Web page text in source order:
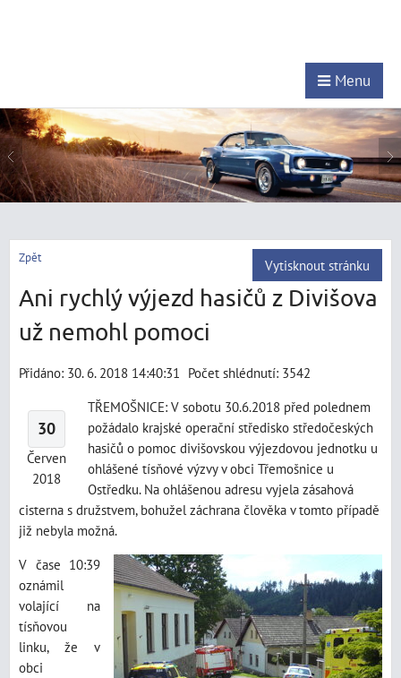
Menu
Zpět Vytisknout stránku
Ani rychlý výjezd hasičů z Divišova
už nemohl pomoci
Přidáno: 30. 6. 2018 14:40:31 Počet shlédnutí: 3542
30
Červen
2018
TŘEMOŠNICE: V sobotu 30.6.2018 před polednem
požádalo krajské operační středisko středočeských
hasičů o pomoc divišovskou výjezdovou jednotku u
ohlášené tísňové výzvy v obci Třemošnice u
Ostředku. Na ohlášenou adresu vyjela zásahová
cisterna s družstvem, bohužel záchrana člověka v tomto případě
již nebyla možná.
V čase 10:39
oznámil
volající na
tísňovou
linku, že v
obci